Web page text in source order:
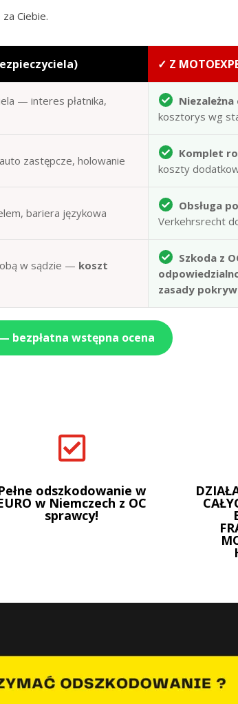
Ciebie.
✓ Z
— interes płatnika,
kosztorys wg
zastępcze, holowanie
Komplet
koszty
bariera językowa
Obsługa
Verkehrsrecht
w sądzie — koszt
Szkoda z
zasady
bezpłatna wstępna ocena

odszkodowanie w
w Niemczech z OC
sprawcy!